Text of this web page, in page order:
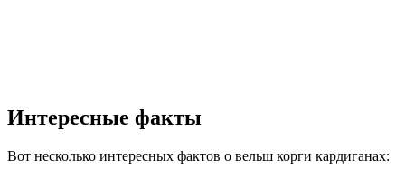
Интересные факты
Вот несколько интересных фактов о вельш корги кардиганах: